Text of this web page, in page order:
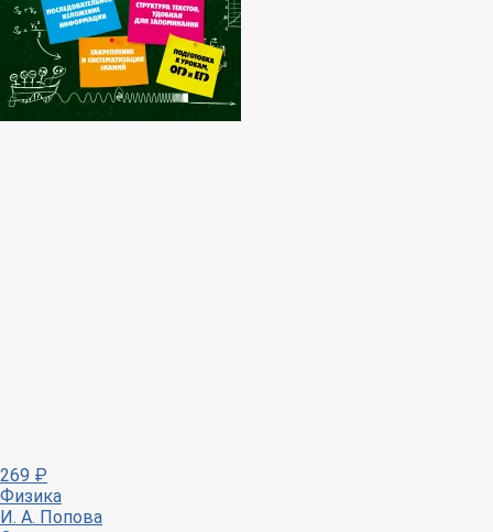
269 ₽
Физика
И. А. Попова